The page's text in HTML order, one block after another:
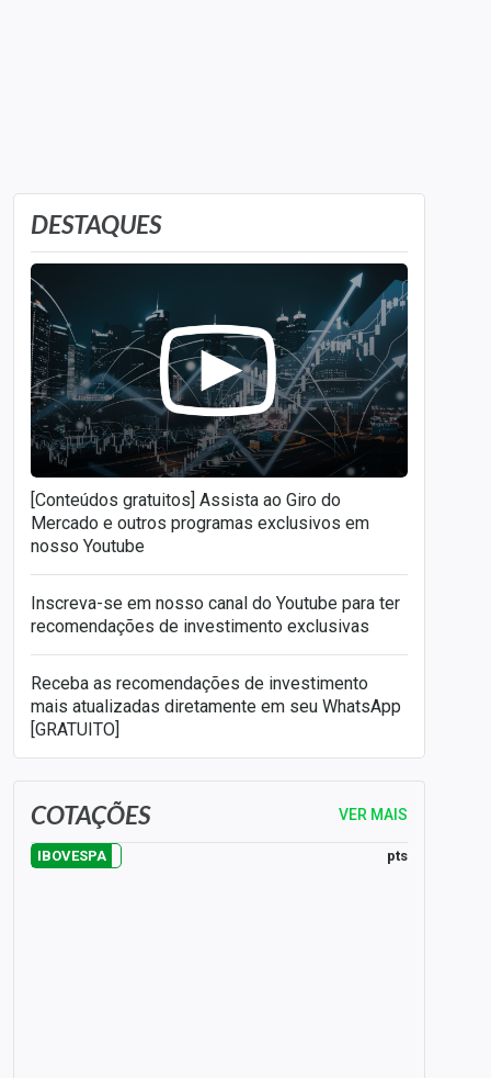
DESTAQUES
[Conteúdos gratuitos] Assista ao Giro do
Mercado e outros programas exclusivos em
nosso Youtube
Inscreva-se em nosso canal do Youtube para ter
recomendações de investimento exclusivas
Receba as recomendações de investimento
mais atualizadas diretamente em seu WhatsApp
[GRATUITO]
COTAÇÕES VER MAIS
IBOVESPA pts